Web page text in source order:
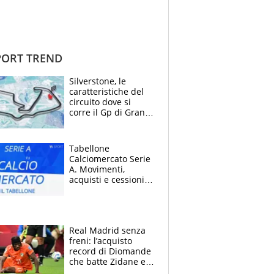
TREND
Silverstone, le
caratteristiche del
circuito dove si
corre il Gp di Gran
Tabellone
Calciomercato Serie
A. Movimenti,
acquisti e cessioni:
Real Madrid senza
freni: l’acquisto
record di Diomande
che batte Zidane e